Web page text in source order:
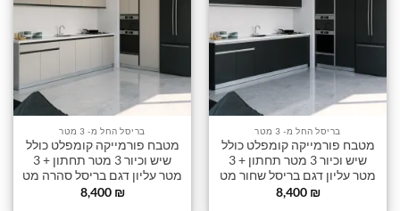
שלי
בריסל החל מ- 3 מטר
מטבח פורמייקה קומפלט כולל
שיש וכיור 3 מטר תחתון + 3
מטר עליון דגם בריסל שחור מט
8,400 ₪
שלי
בריסל החל מ- 3 מטר
מטבח פורמייקה קומפלט כולל
שיש וכיור 3 מטר תחתון + 3
מטר עליון דגם בריסל סהרה מט
8,400 ₪